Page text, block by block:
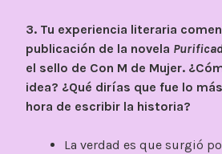
3. Tu experiencia literaria
publicación de la novela
el sello de Con M de Mujer.
idea? ¿Qué dirías que fue lo
hora de escribir la historia?
La verdad es que surgió